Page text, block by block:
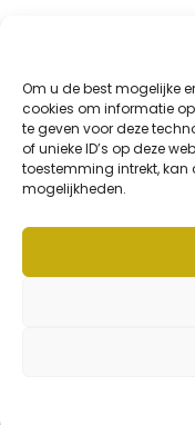
Om u de best mogelijke
cookies om informatie
te geven voor deze
of unieke ID’s op deze
toestemming intrekt,
mogelijkheden.